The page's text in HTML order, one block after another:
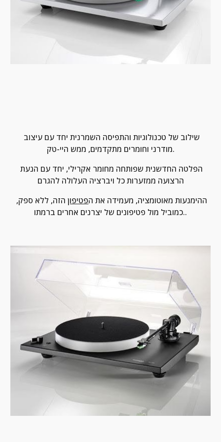
מודרני וחומרים מתקדמים, ממש היי-טק.
הרצועה ממזערות כל ויברציה העלולה להגרם
ההימנעות מאוטומציה, מעמידה את הפטיפון
כמוביל מול פטיפונים של יצרנים אחרים ברמתו..